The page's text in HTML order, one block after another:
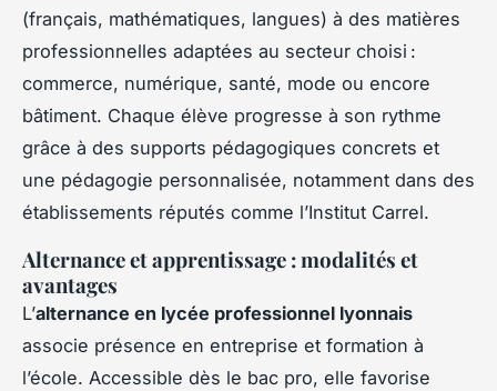
(français, mathématiques, langues) à des matières
professionnelles adaptées au secteur choisi :
commerce, numérique, santé, mode ou encore
bâtiment. Chaque élève progresse à son rythme
grâce à des supports pédagogiques concrets et
une pédagogie personnalisée, notamment dans des
établissements réputés comme l’Institut Carrel.
Alternance et apprentissage : modalités et
avantages
L’alternance en lycée professionnel lyonnais
associe présence en entreprise et formation à
l’école. Accessible dès le bac pro, elle favorise